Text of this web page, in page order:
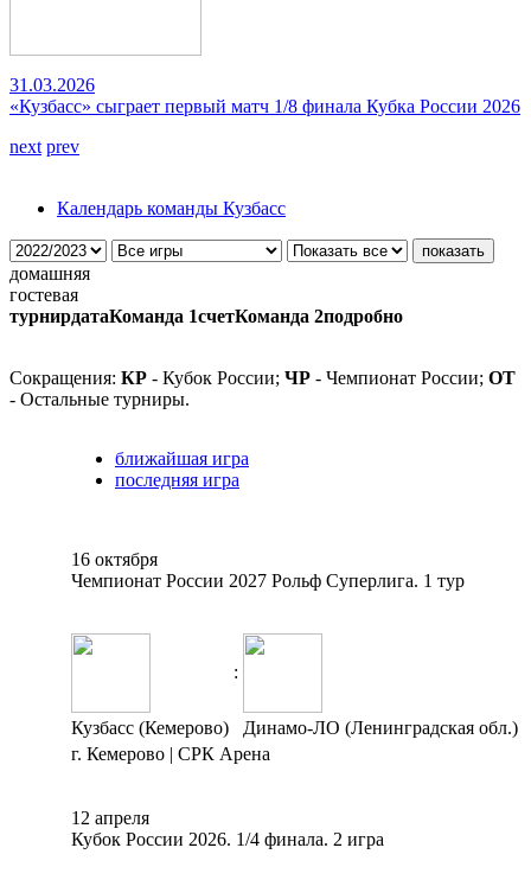
31.03.2026
«Кузбасс» сыграет первый матч 1/8 финала Кубка России 2026
next prev
Календарь команды Кузбасс
домашняя
гостевая
турнирдатаКоманда 1счетКоманда 2подробно
Сокращения: КР - Кубок России; ЧР - Чемпионат России; ОТ
- Остальные турниры.
ближайшая игра
последняя игра
16 октября
Чемпионат России 2027 Рольф Суперлига. 1 тур
:
Кузбасс (Кемерово)
Динамо-ЛО (Ленинградская обл.)
г. Кемерово | СРК Арена
12 апреля
Кубок России 2026. 1/4 финала. 2 игра